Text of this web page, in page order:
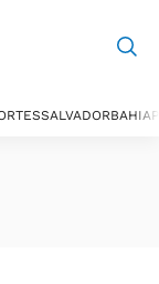
SALVADORBAHIA